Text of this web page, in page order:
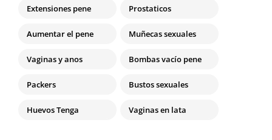
Extensiones pene Prostaticos
Aumentar el pene Muñecas sexuales
Vaginas y anos Bombas vacío pene
Packers Bustos sexuales
Huevos Tenga Vaginas en lata